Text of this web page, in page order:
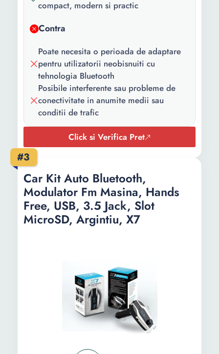
compact, modern si practic
Contra
Poate necesita o perioada de adaptare
pentru utilizatorii neobisnuiti cu
tehnologia Bluetooth
Posibile interferente sau probleme de
conectivitate in anumite medii sau
conditii de trafic
Click si Verifica Pret
#3
Car Kit Auto Bluetooth,
Modulator Fm Masina, Hands
Free, USB, 3.5 Jack, Slot
MicroSD, Argintiu, X7